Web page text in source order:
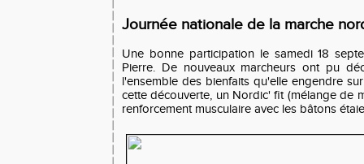
Journée nationale de la marche
Une bonne participation le samedi 18
Pierre. De nouveaux marcheurs ont pu
l'ensemble des bienfaits qu'elle engendre
cette découverte, un Nordic' fit (mélange de
renforcement musculaire avec les bâtons